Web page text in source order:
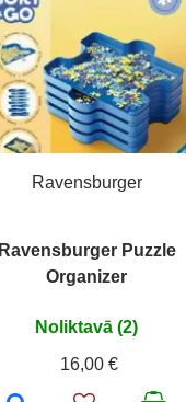
Ravensburger
Ravensburger Puzzle
Organizer
Noliktavā (2)
16,00 €